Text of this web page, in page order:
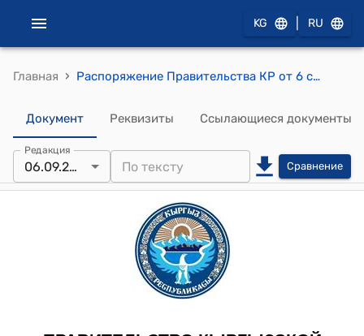
KG RU
Главная › Распоряжение Правительства КР от 6 сентября 2011 года № 393-р (Об одобрении проекта Протокола между Правительством Кыргызской Республики и открытым акционерным обществом "Газпром" (Российская Федерация) по вопросам дальнейшего развития сотрудничества)
Документ Реквизиты Ссылающиеся документы
Редакция
06.09.2011 Сравнение